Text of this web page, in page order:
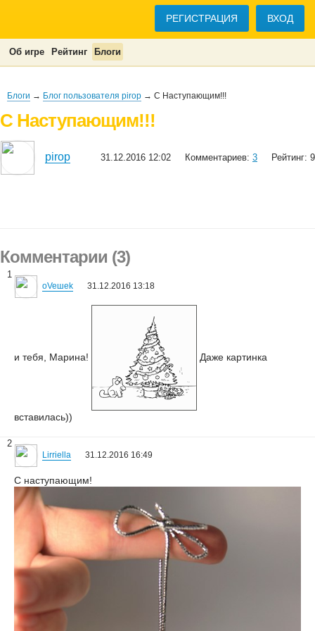
РЕГИСТРАЦИЯ ВХОД
Об игре Рейтинг Блоги
Блоги → Блог пользователя pirop → С Наступающим!!!
С Наступающим!!!
pirop 31.12.2016 12:02 Комментариев: 3 Рейтинг: 9
Комментарии (3)
1
oVeшеk 31.12.2016 13:18
и тебя, Марина! Даже картинка
вставилась))
2
Lirriella 31.12.2016 16:49
С наступающим!